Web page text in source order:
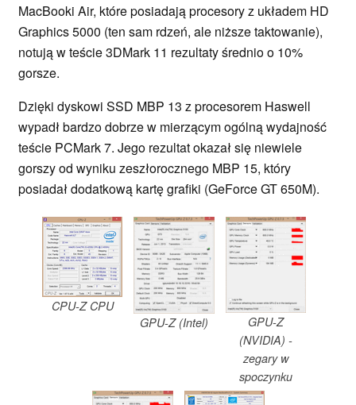
MacBooki Air, które posiadają procesory z układem HD
Graphics 5000 (ten sam rdzeń, ale niższe taktowanie),
notują w teście 3DMark 11 rezultaty średnio o 10%
gorsze.
Dzięki dyskowi SSD MBP 13 z procesorem Haswell
wypadł bardzo dobrze w mierzącym ogólną wydajność
teście PCMark 7. Jego rezultat okazał się niewiele
gorszy od wyniku zeszłorocznego MBP 15, który
posiadał dodatkową kartę grafiki (GeForce GT 650M).
CPU-Z CPU
GPU-Z (Intel)
GPU-Z
(NVIDIA) -
zegary w
spoczynku